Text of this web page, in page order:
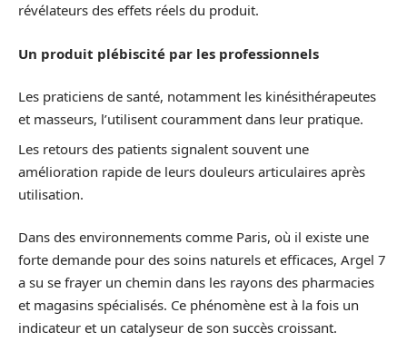
révélateurs des effets réels du produit.
Un produit plébiscité par les professionnels
Les praticiens de santé, notamment les kinésithérapeutes
et masseurs, l’utilisent couramment dans leur pratique.
Les retours des patients signalent souvent une
amélioration rapide de leurs douleurs articulaires après
utilisation.
Dans des environnements comme Paris, où il existe une
forte demande pour des soins naturels et efficaces, Argel 7
a su se frayer un chemin dans les rayons des pharmacies
et magasins spécialisés. Ce phénomène est à la fois un
indicateur et un catalyseur de son succès croissant.